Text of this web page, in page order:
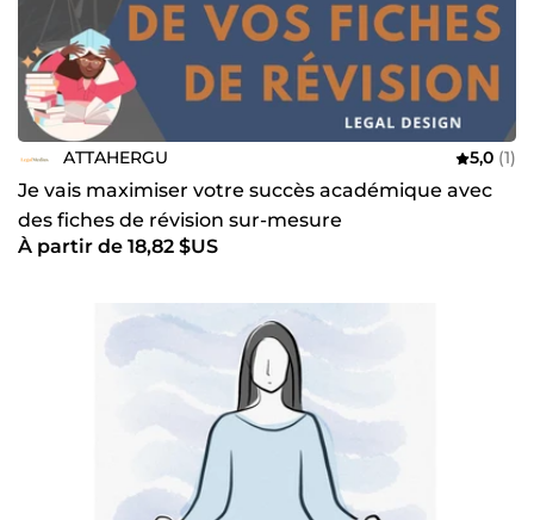
ATTAHERGU 5,0 (1)
Je vais maximiser votre succès académique avec
des fiches de révision sur-mesure
À partir de 18,82 $US